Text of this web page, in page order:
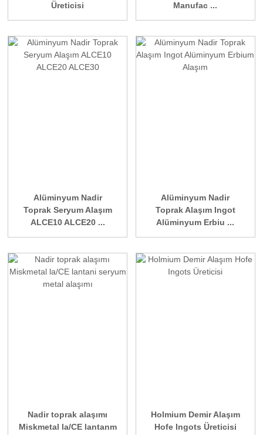
Üreticisi
Manufac ...
Alüminyum Nadir
Toprak Seryum Alaşım
ALCE10 ALCE20 ...
Alüminyum Nadir
Toprak Alaşım Ingot
Alüminyum Erbiu ...
Nadir toprak alaşımı
Miskmetal la/CE lantanm
Holmium Demir Alaşım
Hofe Ingots Üreticisi